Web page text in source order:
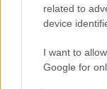
related to
device
I want to
Google for
Previous slide